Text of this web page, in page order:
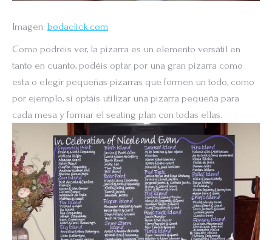
Imagen: bodaclick.com
Como podréis ver, la pizarra es un elemento versátil en
tanto en cuanto, podéis optar por una gran pizarra como
esta o elegir pequeñas pizarras que formen un todo, como
por ejemplo, si optáis utilizar una pizarra pequeña para
cada mesa y formar el seating plan con todas ellas.